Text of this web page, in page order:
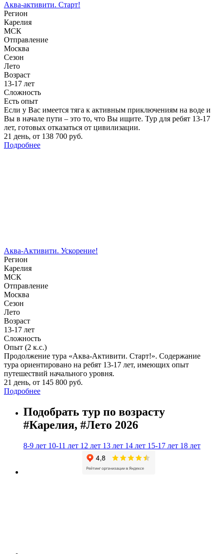
Аква-активити. Старт!
Регион
Карелия
МСК
Отправление
Москва
Сезон
Лето
Возраст
13-17 лет
Сложность
Есть опыт
Если у Вас имеется тяга к активным приключениям на воде и
Вы в начале пути – это то, что Вы ищите. Тур для ребят 13-17
лет, готовых отказаться от цивилизации.
21 день, от 138 700 руб.
Подробнее
Аква-Активити. Ускорение!
Регион
Карелия
МСК
Отправление
Москва
Сезон
Лето
Возраст
13-17 лет
Сложность
Опыт (2 к.с.)
Продолжение тура «Аква-Активити. Старт!». Содержание
тура ориентировано на ребят 13-17 лет, имеющих опыт
путешествий начального уровня.
21 день, от 145 800 руб.
Подробнее
Подобрать тур по возрасту
#Карелия, #Лето 2026
8-9 лет 10-11 лет 12 лет 13 лет 14 лет 15-17 лет 18 лет